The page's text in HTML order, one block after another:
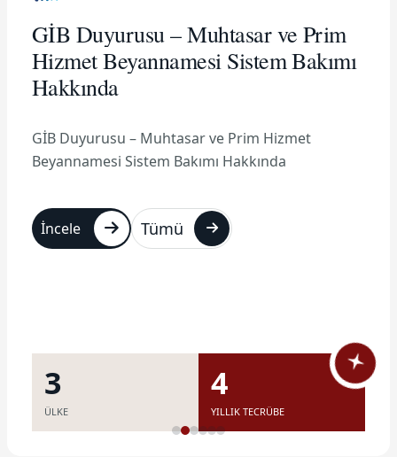
GİB Duyurusu – Muhtasar ve Prim
Hizmet Beyannamesi Sistem Bakımı
Hakkında
GİB Duyurusu – Muhtasar ve Prim Hizmet
Beyannamesi Sistem Bakımı Hakkında
İncele Tümü
7
ÜLKE
11
YILLIK TECRÜBE